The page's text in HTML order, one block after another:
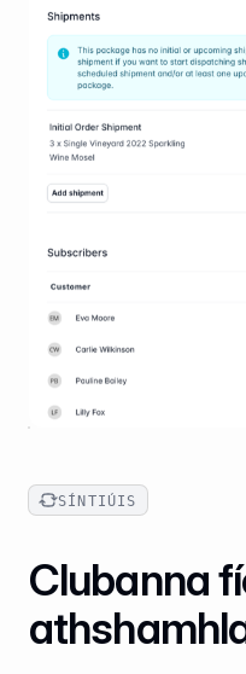
SÍNTIÚIS
Clubanna